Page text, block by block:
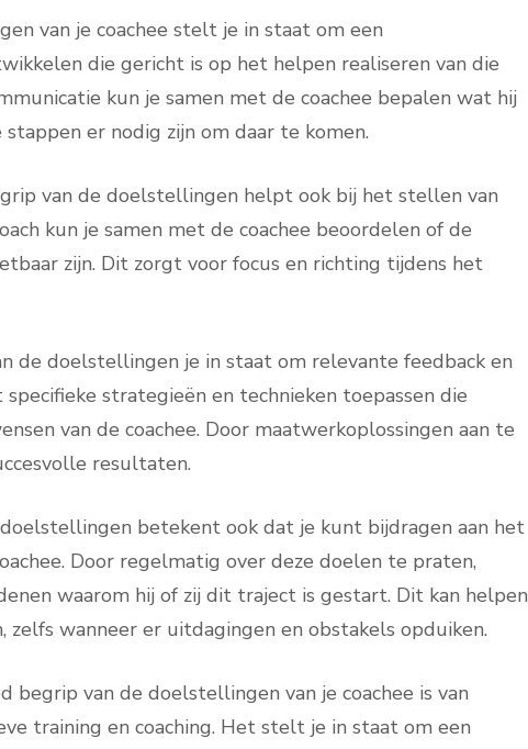
van je coachee stelt je in staat om een
die gericht is op het helpen realiseren van die
kun je samen met de coachee bepalen wat hij
er nodig zijn om daar te komen.
van de doelstellingen helpt ook bij het stellen van
kun je samen met de coachee beoordelen of de
zijn. Dit zorgt voor focus en richting tijdens het
de doelstellingen je in staat om relevante feedback en
strategieën en technieken toepassen die
van de coachee. Door maatwerkoplossingen aan te
resultaten.
betekent ook dat je kunt bijdragen aan het
Door regelmatig over deze doelen te praten,
waarom hij of zij dit traject is gestart. Dit kan helpen
wanneer er uitdagingen en obstakels opduiken.
begrip van de doelstellingen van je coachee is van
training en coaching. Het stelt je in staat om een